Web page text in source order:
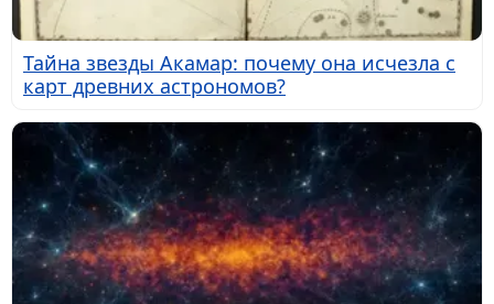
Тайна звезды Акамар: почему она исчезла с
карт древних астрономов?